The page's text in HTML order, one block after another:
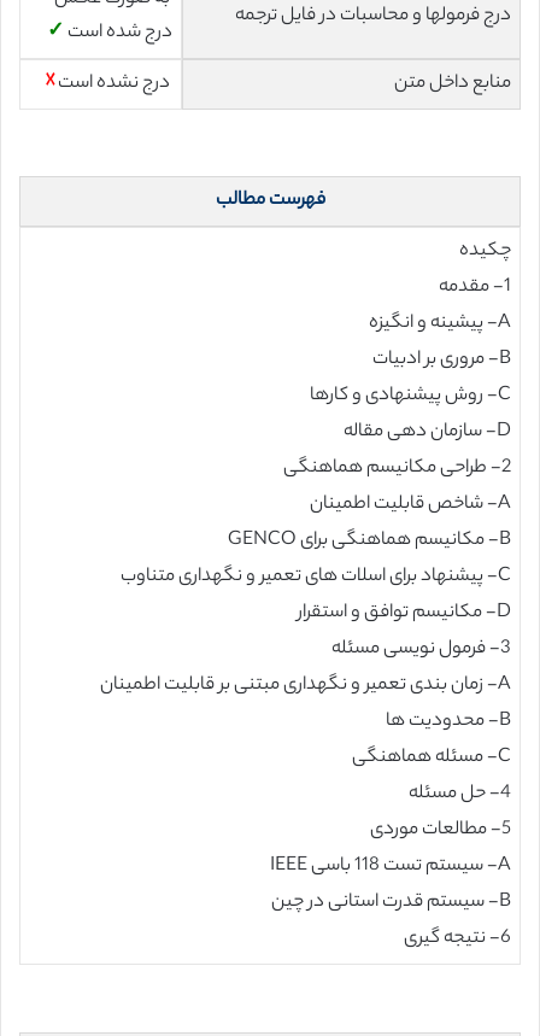
درج فرمولها و محاسبات در فایل ترجمه
درج شده است ✓
منابع داخل متن
درج نشده است☓
فهرست مطالب
چکیده
1- مقدمه
A- پیشینه و انگیزه
B- مروری بر ادبیات
C- روش پیشنهادی و کارها
D- سازمان دهی مقاله
2- طراحی مکانیسم هماهنگی
A- شاخص قابلیت اطمینان
B- مکانیسم هماهنگی برای GENCO
C- پیشنهاد برای اسلات های تعمیر و نگهداری متناوب
D- مکانیسم توافق و استقرار
3- فرمول نویسی مسئله
A- زمان بندی تعمیر و نگهداری مبتنی بر قابلیت اطمینان
B- محدودیت ها
C- مسئله هماهنگی
4- حل مسئله
5- مطالعات موردی
A- سیستم تست 118 باسی IEEE
B- سیستم قدرت استانی در چین
6- نتیجه گیری